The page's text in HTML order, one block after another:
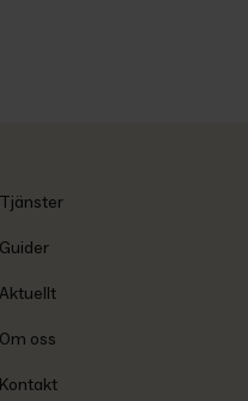
Tjänster
Guider
Aktuellt
Om oss
Kontakt